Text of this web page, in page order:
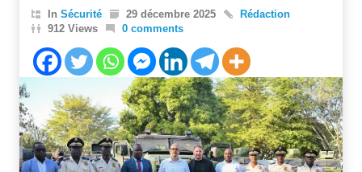
In Sécurité 29 décembre 2025
Rédaction
912 Views
0 comments